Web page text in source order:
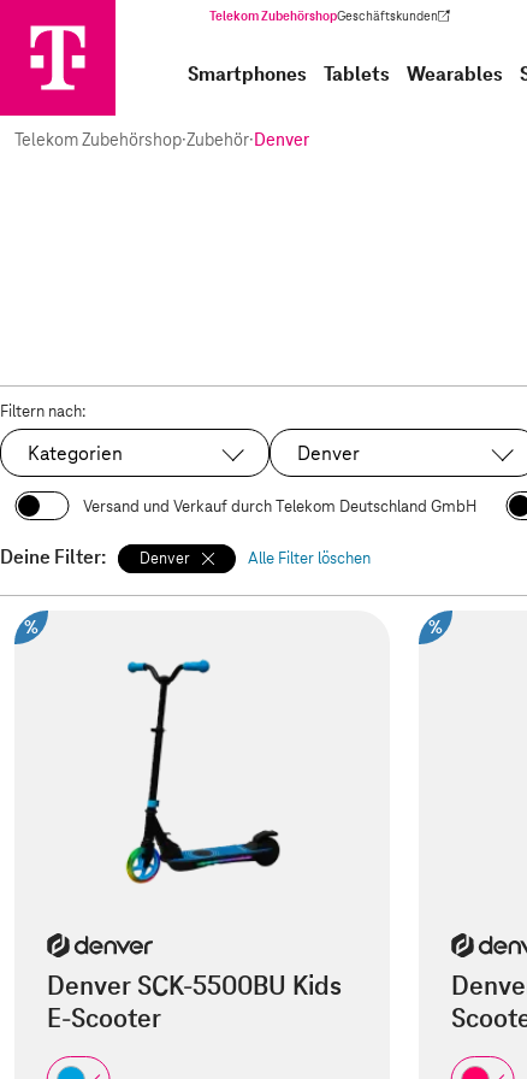
Telekom ZubehörshopGeschäftskunden
(Wird in einem neuen Tab
Smartphones Tablets Wearables
Telekom Zubehörshop·Zubehör·Denver
Filtern nach:
Kategorien Ausgewählt:
Denver
Versand und Verkauf durch Telekom Deutschland GmbH
Deine Filter: Denver Alle Filter löschen
%
Denver SCK-5500BU Kids
E-Scooter
%